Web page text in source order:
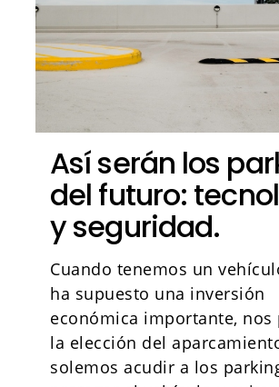
Así serán los
del futuro:
y seguridad.
Cuando tenemos un
ha supuesto una inversión
económica importante, nos
la elección del
solemos acudir a los